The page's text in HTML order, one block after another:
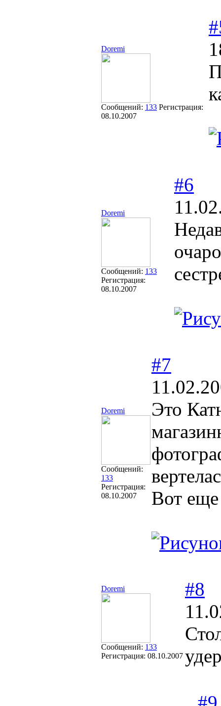
Doremi
Сообщений: 133 Регистрация:
08.10.2007
Doremi
Сообщений: 133
Регистрация:
08.10.2007
#6
Doremi
Сообщений:
133
Регистрация:
08.10.2007
#7
Это
Вот
Doremi
Сообщений: 133
Регистрация: 08.10.2007
#8